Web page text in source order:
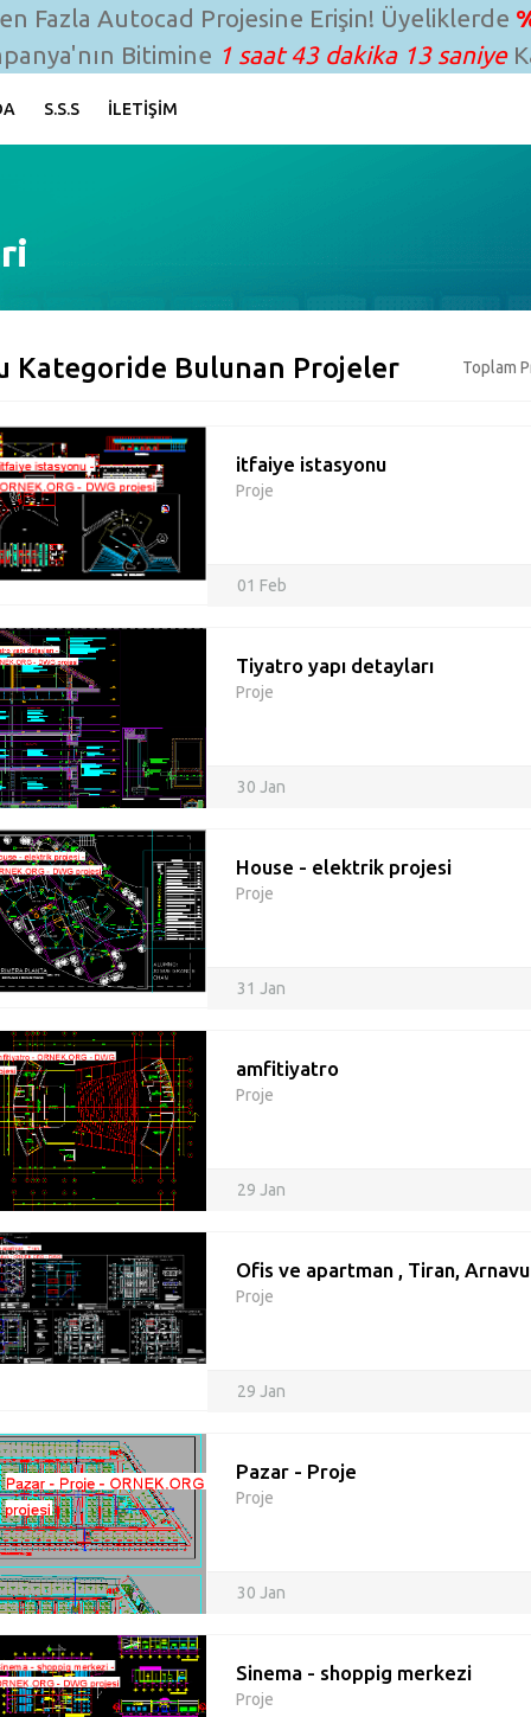
Fazla Autocad Projesine Erişin! Üyeliklerde
Bitimine 1 saat 43 dakika 12 saniye
S.S.S İLETIŞIM
Kategoride Bulunan Projeler Toplam
itfaiye istasyonu
Proje
01 Feb
Tiyatro yapı detayları
Proje
30 Jan
House - elektrik projesi
Proje
31 Jan
amfitiyatro
Proje
29 Jan
Ofis ve apartman , Tiran,
Proje
29 Jan
Pazar - Proje
Proje
30 Jan
Sinema - shoppig merkezi
Proje